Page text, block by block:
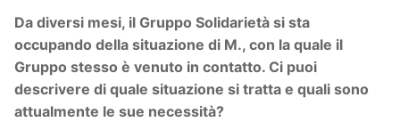
Da diversi mesi, il Gruppo Solidarietà si sta
occupando della situazione di M., con la quale il
Gruppo stesso è venuto in contatto. Ci puoi
descrivere di quale situazione si tratta e quali sono
attualmente le sue necessità?